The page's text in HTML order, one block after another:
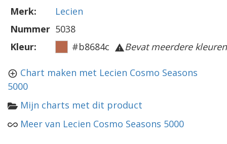
Merk:
Lecien
Nummer 5038
Kleur:
#b8684c Bevat meerdere kleuren
Chart maken met Lecien Cosmo Seasons
5000
Mijn charts met dit product
Meer van Lecien Cosmo Seasons 5000